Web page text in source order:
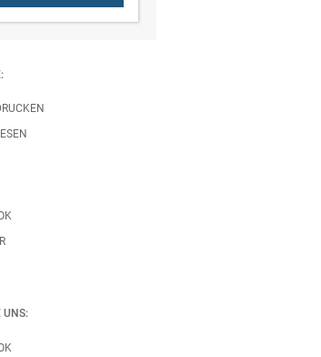
Seite drucken.
Seite vorlesen.
UNS: